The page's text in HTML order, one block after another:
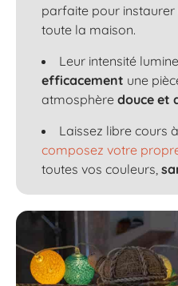
parfaite pour
toute la maison.
Leur intensité
efficacement une
atmosphère douce et
Laissez libre cours
composez votre
toutes vos couleurs,